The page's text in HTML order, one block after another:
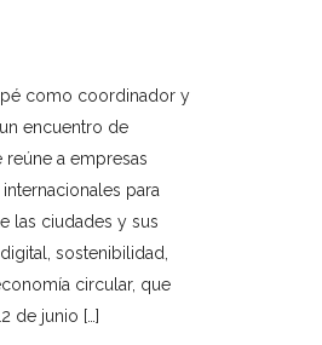
como coordinador y
encuentro de
reúne a empresas
para
las ciudades y sus
sostenibilidad,
circular, que
de junio […]